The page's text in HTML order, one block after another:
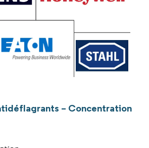
– Concentration